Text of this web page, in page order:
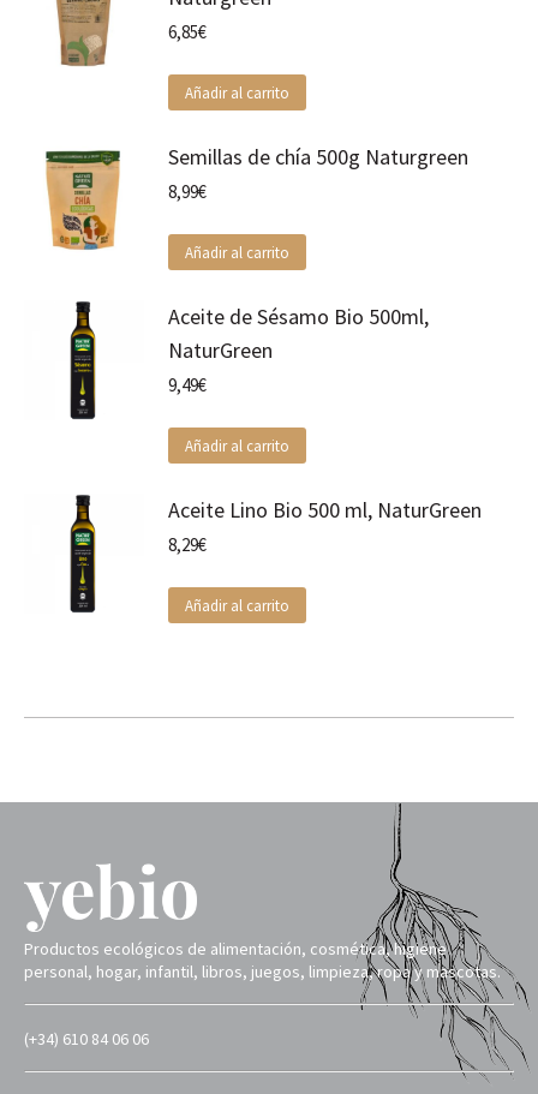
6,85€
Añadir al carrito
Semillas de chía 500g Naturgreen
8,99€
Añadir al carrito
Aceite de Sésamo Bio 500ml,
NaturGreen
9,49€
Añadir al carrito
Aceite Lino Bio 500 ml, NaturGreen
8,29€
Añadir al carrito
Productos ecológicos de alimentación, cosmética, higiene
personal, hogar, infantil, libros, juegos, limpieza, ropa y mascotas.
(+34) 610 84 06 06